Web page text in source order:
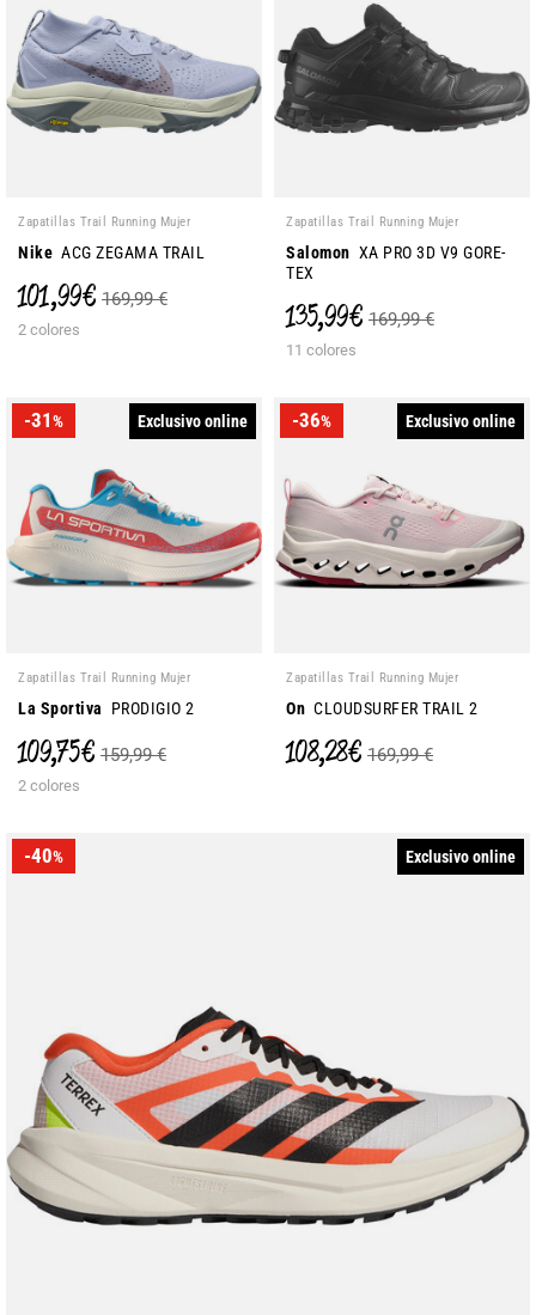
Zapatillas Trail Running Mujer
Nike ACG ZEGAMA TRAIL
101,99 € 169,99 €
2 colores
Zapatillas Trail Running Mujer
Salomon XA PRO 3D V9 GORE-
TEX
135,99 € 169,99 €
11 colores
-31% Exclusivo online
Zapatillas Trail Running Mujer
La Sportiva PRODIGIO 2
109,75 € 159,99 €
2 colores
-36% Exclusivo online
Zapatillas Trail Running Mujer
On CLOUDSURFER TRAIL 2
108,28 € 169,99 €
-40% Exclusivo online